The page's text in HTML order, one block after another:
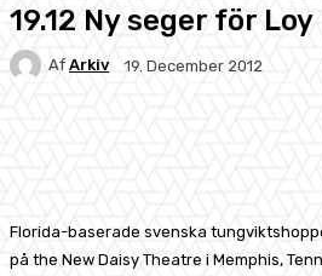
19.12 Ny seger för Loy
Af Arkiv 19. December 2012
Florida-baserade svenska
på the New Daisy Theatre i Memphis,